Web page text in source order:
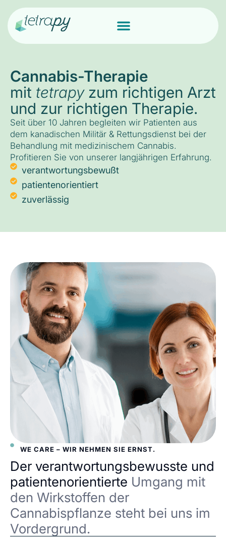
Cannabis-Therapie
mit tetrapyzum richtigen Arzt
und zur richtigen Therapie.
Seit über 10 Jahren begleiten wir Patienten aus
dem kanadischen Militär & Rettungsdienst bei der
Behandlung mit medizinischem Cannabis.
Profitieren Sie von unserer langjährigen Erfahrung.
verantwortungsbewußt
patientenorientiert
zuverlässig
WE CARE – WIR NEHMEN SIE ERNST.
Der verantwortungsbewusste und
patientenorientierte Umgang mit
den Wirkstoffen der
Cannabispflanze steht bei uns im
Vordergrund.